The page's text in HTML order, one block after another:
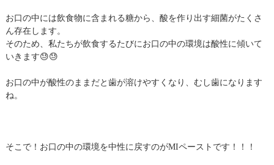
お口の中には飲食物に含まれる糖から、酸を作り出す細菌がたくさ
ん存在します。
そのため、私たちが飲食するたびにお口の中の環境は酸性に傾いて
いきます😓😓
お口の中が酸性のままだと歯が溶けやすくなり、むし歯になります
ね。
そこで！お口の中の環境を中性に戻すのがMIペーストです！！！